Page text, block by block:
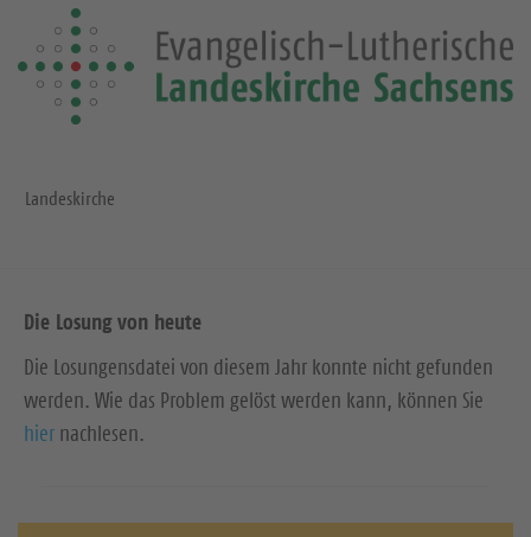
Landeskirche
Die Losung von heute
Die Losungensdatei von diesem Jahr konnte nicht gefunden
werden. Wie das Problem gelöst werden kann, können Sie
hier nachlesen.